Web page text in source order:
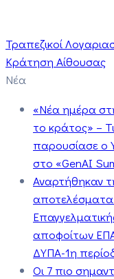
Τραπεζικοί
Κράτηση Αίθουσας
Νέα
«Νέα ημέρα
το κράτος» –
παρουσίασε ο
στο «GenAI
Αναρτήθηκαν
αποτελέσματα
αποφοίτων
ΔΥΠΑ-1η
Οι 7 πιο